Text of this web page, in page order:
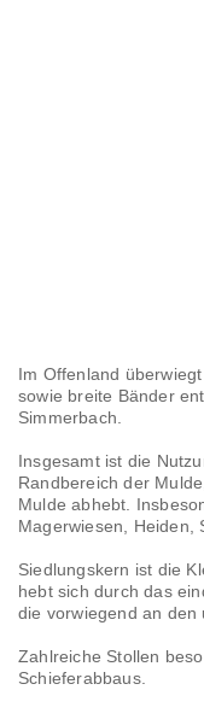
Im Offenland
sowie breite Bänder
Simmerbach.
Insgesamt ist die
Randbereich der
Mulde abhebt.
Magerwiesen, Heiden,
Siedlungskern ist die
hebt sich durch das
die vorwiegend an
Zahlreiche Stollen
Schieferabbaus.